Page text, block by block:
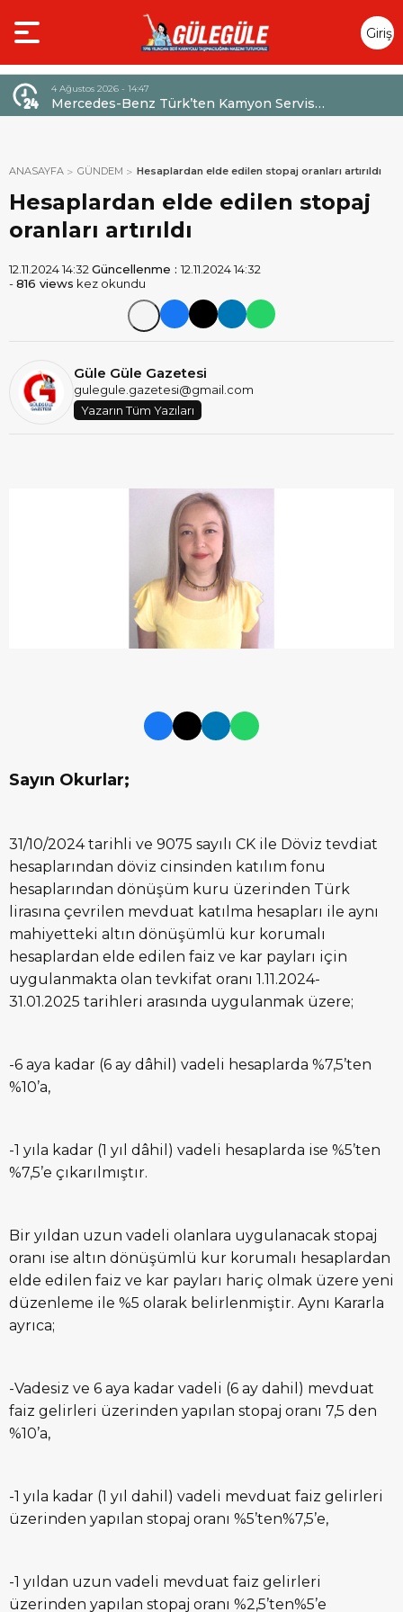
Giriş
Yap
4 Ağustos 2026 - 14:47
Mercedes-Benz Türk’ten Kamyon Servis
Sözleşmelerinde 36 Aya Varan Taksit İmkânı
ANASAYFA GÜNDEM Hesaplardan elde edilen stopaj oranları artırıldı
Hesaplardan elde edilen stopaj
oranları artırıldı
12.11.2024 14:32 Güncellenme :12.11.2024 14:32
-816 views kez okundu
Güle Güle Gazetesi
gulegule.gazetesi@gmail.com
Yazarın Tüm Yazıları
Sayın Okurlar;
31/10/2024 tarihli ve 9075 sayılı CK ile Döviz tevdiat
hesaplarından döviz cinsinden katılım fonu
hesaplarından dönüşüm kuru üzerinden Türk
lirasına çevrilen mevduat katılma hesapları ile aynı
mahiyetteki altın dönüşümlü kur korumalı
hesaplardan elde edilen faiz ve kar payları için
uygulanmakta olan tevkifat oranı 1.11.2024-
31.01.2025 tarihleri arasında uygulanmak üzere;
-6 aya kadar (6 ay dâhil) vadeli hesaplarda %7,5’ten
%10’a,
-1 yıla kadar (1 yıl dâhil) vadeli hesaplarda ise %5’ten
%7,5’e çıkarılmıştır.
Bir yıldan uzun vadeli olanlara uygulanacak stopaj
oranı ise altın dönüşümlü kur korumalı hesaplardan
elde edilen faiz ve kar payları hariç olmak üzere yeni
düzenleme ile %5 olarak belirlenmiştir. Aynı Kararla
ayrıca;
-Vadesiz ve 6 aya kadar vadeli (6 ay dahil) mevduat
faiz gelirleri üzerinden yapılan stopaj oranı 7,5 den
%10’a,
-1 yıla kadar (1 yıl dahil) vadeli mevduat faiz gelirleri
üzerinden yapılan stopaj oranı %5’ten%7,5’e,
-1 yıldan uzun vadeli mevduat faiz gelirleri
üzerinden yapılan stopaj oranı %2,5’ten%5’e